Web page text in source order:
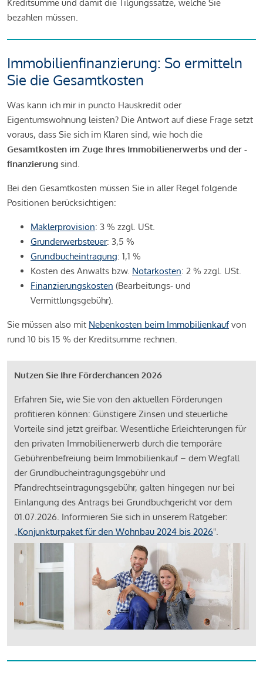
Kreditsumme und damit die Tilgungssätze, welche Sie
bezahlen müssen.
Immobilienfinanzierung: So ermitteln
Sie die Gesamtkosten
Was kann ich mir in puncto Hauskredit oder
Eigentumswohnung leisten? Die Antwort auf diese Frage setzt
voraus, dass Sie sich im Klaren sind, wie hoch die
Gesamtkosten im Zuge Ihres Immobilienerwerbs und der -
finanzierung sind.
Bei den Gesamtkosten müssen Sie in aller Regel folgende
Positionen berücksichtigen:
Maklerprovision: 3 % zzgl. USt.
Grunderwerbsteuer: 3,5 %
Grundbucheintragung: 1,1 %
Kosten des Anwalts bzw. Notarkosten: 2 % zzgl. USt.
Finanzierungskosten (Bearbeitungs- und
Vermittlungsgebühr).
Sie müssen also mit Nebenkosten beim Immobilienkaufvon
rund 10 bis 15 % der Kreditsumme rechnen.
Nutzen Sie Ihre Förderchancen 2026
Erfahren Sie, wie Sie von den aktuellen Förderungen
profitieren können: Günstigere Zinsen und steuerliche
Vorteile sind jetzt greifbar. Wesentliche Erleichterungen für
den privaten Immobilienerwerb durch die temporäre
Gebührenbefreiung beim Immobilienkauf – dem Wegfall
der Grundbucheintragungsgebühr und
Pfandrechtseintragungsgebühr, galten hingegen nur bei
Einlangung des Antrags bei Grundbuchgericht vor dem
01.07.2026. Informieren Sie sich in unserem Ratgeber:
„Konjunkturpaket für den Wohnbau 2024 bis 2026".